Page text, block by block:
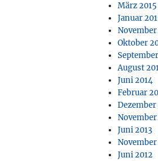
März 2015
Januar
November
Oktober
August
Juni 2014
Februar
Dezember
November
Juni 2013
November
Juni 2012